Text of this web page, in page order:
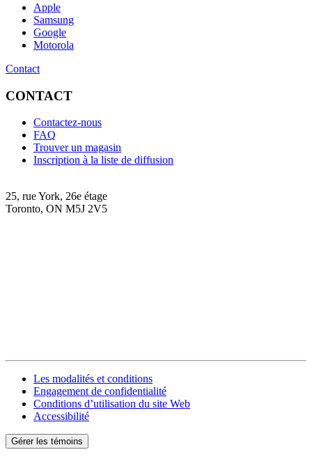
Apple
Samsung
Google
Motorola
Contact
CONTACT
Contactez-nous
FAQ
Trouver un magasin
Inscription à la liste de diffusion
25, rue York, 26e étage
Toronto, ON M5J 2V5
Les modalités et conditions
Engagement de confidentialité
Conditions d’utilisation du site Web
Accessibilité
Gérer les témoins